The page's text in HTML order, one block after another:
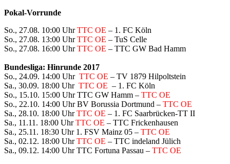
Pokal-Vorrunde
So., 27.08. 10:00 UhrTTC OE – 1. FC Köln
So., 27.08. 13:00 UhrTTC OE – TuS Celle
So., 27.08. 16:00 UhrTTC OE – TTC GW Bad Hamm
Bundesliga: Hinrunde 2017
So., 24.09. 14:00 Uhr TTC OE – TV 1879 Hilpoltstein
Sa., 30.09. 18:00 Uhr TTC OE – 1. FC Köln
So., 15.10. 15:00 Uhr TTC GW Hamm – TTC OE
So., 22.10. 14:00 Uhr BV Borussia Dortmund – TTC OE
Sa., 28.10. 18:00 UhrTTC OE – 1. FC Saarbrücken-TT II
Sa., 11.11. 18:00 UhrTTC OE – TTC Frickenhausen
Sa., 25.11. 18:30 Uhr1. FSV Mainz 05 – TTC OE
Sa., 02.12. 18:00 UhrTTC OE – TTC indeland Jülich
Sa., 09.12. 14:00 Uhr TTC Fortuna Passau – TTC OE